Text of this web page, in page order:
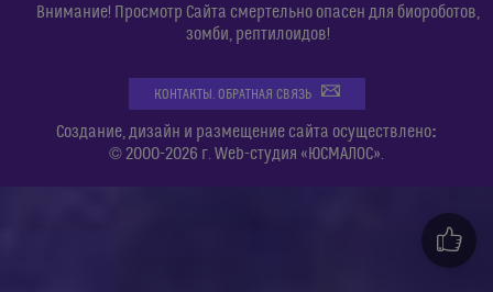
Внимание! Просмотр Сайта смертельно опасен для биороботов,
зомби, рептилоидов!
КОНТАКТЫ. ОБРАТНАЯ СВЯЗЬ
Создание, дизайн и размещение сайта осуществлено:
© 2000-2026 г. Web-студия «ЮСМАЛОС».